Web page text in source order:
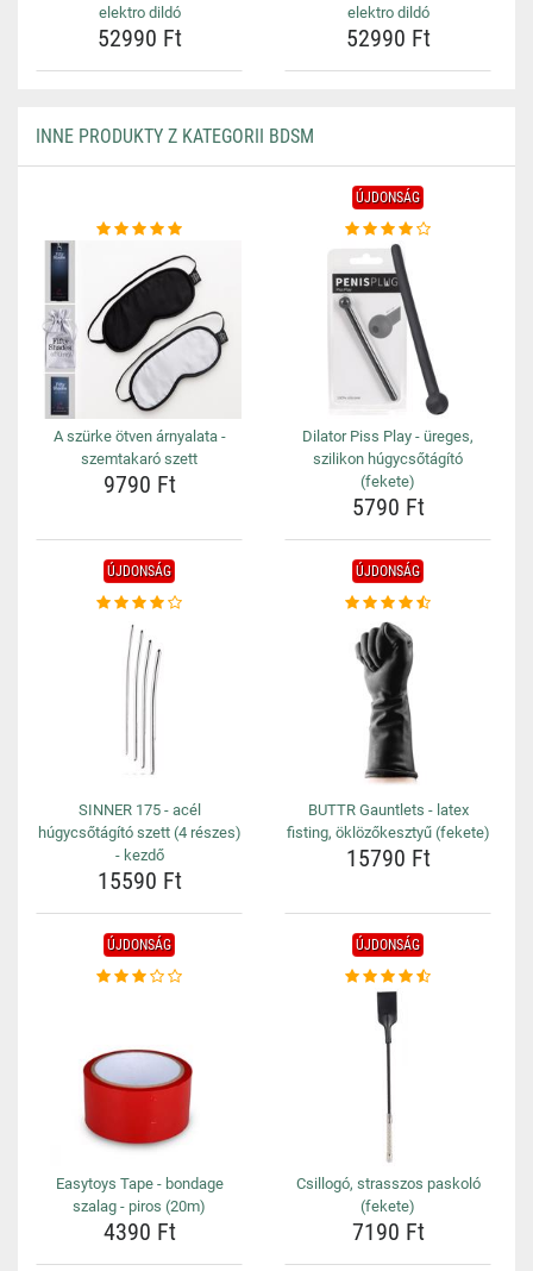
elektro dildó
52990 Ft
elektro dildó
52990 Ft
INNE PRODUKTY Z KATEGORII BDSM
A szürke ötven árnyalata -
szemtakaró szett
9790 Ft
ÚJDONSÁG
Dilator Piss Play - üreges,
szilikon húgycsőtágító
(fekete)
5790 Ft
ÚJDONSÁG
SINNER 175 - acél
húgycsőtágító szett (4 részes)
- kezdő
15590 Ft
ÚJDONSÁG
BUTTR Gauntlets - latex
fisting, öklözőkesztyű (fekete)
15790 Ft
ÚJDONSÁG
Easytoys Tape - bondage
szalag - piros (20m)
4390 Ft
ÚJDONSÁG
Csillogó, strasszos paskoló
(fekete)
7190 Ft